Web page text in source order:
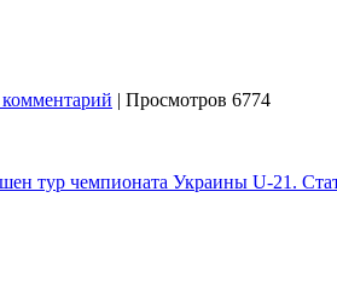
| Просмотров 6774
тур чемпионата Украины U-21.